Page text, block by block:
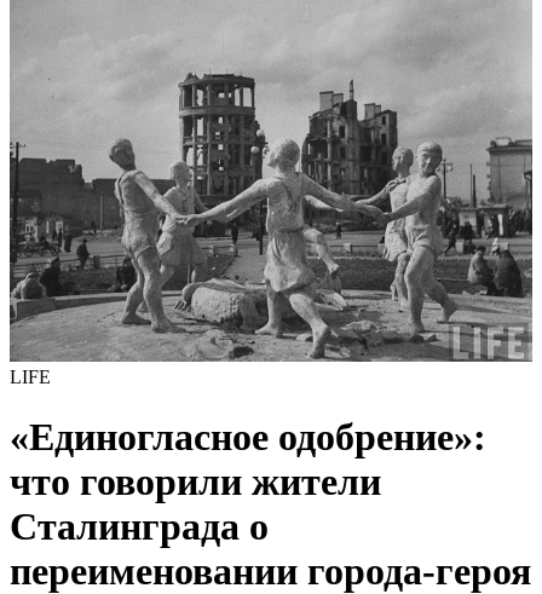
LIFE
«Единогласное одобрение»:
что говорили жители
Сталинграда о
переименовании города-героя